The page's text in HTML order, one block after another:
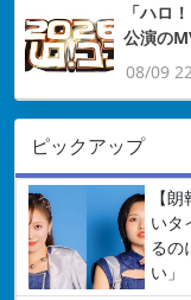
「ハロ
公演の
08/09
ピックアップ
【
いタ
るの
い」